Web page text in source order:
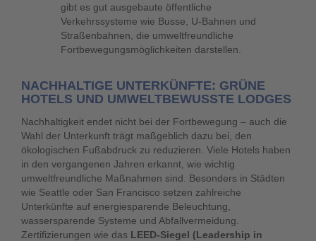
gibt es gut ausgebaute öffentliche
Verkehrssysteme wie Busse, U-Bahnen und
Straßenbahnen, die umweltfreundliche
Fortbewegungsmöglichkeiten darstellen.
NACHHALTIGE UNTERKÜNFTE: GRÜNE
HOTELS UND UMWELTBEWUSSTE LODGES
Nachhaltigkeit endet nicht bei der Fortbewegung – auch die
Wahl der Unterkunft trägt maßgeblich dazu bei, den
ökologischen Fußabdruck zu reduzieren. Viele Hotels haben
in den vergangenen Jahren erkannt, wie wichtig
umweltfreundliche Maßnahmen sind. Besonders in Städten
wie Seattle oder San Francisco setzen zahlreiche
Unterkünfte auf energiesparende Beleuchtung,
wassersparende Systeme und Abfallvermeidung.
Zertifizierungen wie das LEED-Siegel (Leadership in